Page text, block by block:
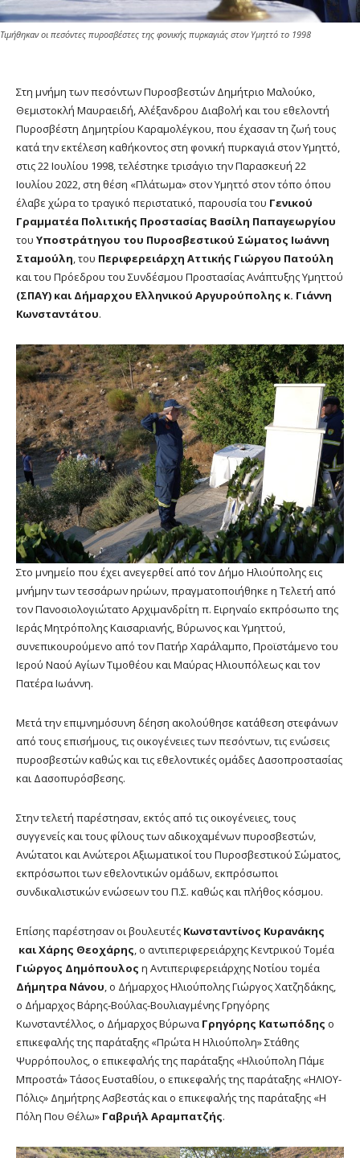
Tιμήθηκαν οι πεσόντες πυροσβέστες της φονικής πυρκαγιάς στον Υμηττό το 1998
Στη μνήμη των πεσόντων Πυροσβεστών Δημήτριο Μαλούκο,
Θεμιστοκλή Μαυραειδή, Αλέξανδρου Διαβολή και του εθελοντή
Πυροσβέστη Δημητρίου Καραμολέγκου, που έχασαν τη ζωή τους
κατά την εκτέλεση καθήκοντος στη φονική πυρκαγιά στον Υμηττό,
στις 22 Ιουλίου 1998, τελέστηκε τρισάγιο την Παρασκευή 22
Ιουλίου 2022, στη θέση «Πλάτωμα» στον Υμηττό στον τόπο όπου
έλαβε χώρα το τραγικό περιστατικό, παρουσία του Γενικού
Γραμματέα Πολιτικής Προστασίας Βασίλη Παπαγεωργίου
του Υποστράτηγου του Πυροσβεστικού Σώματος Ιωάννη
Σταμούλη, του Περιφερειάρχη Αττικής Γιώργου Πατούλη
και του Πρόεδρου του Συνδέσμου Προστασίας Ανάπτυξης Υμηττού
(ΣΠΑΥ) και Δήμαρχου Ελληνικού Αργυρούπολης κ. Γιάννη
Κωνσταντάτου.
Στο μνημείο που έχει ανεγερθεί από τον Δήμο Ηλιούπολης εις
μνήμην των τεσσάρων ηρώων, πραγματοποιήθηκε η Τελετή από
τον Πανοσιολογιώτατο Αρχιμανδρίτη π. Ειρηναίο εκπρόσωπο της
Ιεράς Μητρόπολης Καισαριανής, Βύρωνος και Υμηττού,
συνεπικουρούμενο από τον Πατήρ Χαράλαμπο, Προϊστάμενο του
Ιερού Ναού Αγίων Τιμοθέου και Μαύρας Ηλιουπόλεως και τον
Πατέρα Ιωάννη.
Μετά την επιμνημόσυνη δέηση ακολούθησε κατάθεση στεφάνων
από τους επισήμους, τις οικογένειες των πεσόντων, τις ενώσεις
πυροσβεστών καθώς και τις εθελοντικές ομάδες Δασοπροστασίας
και Δασοπυρόσβεσης.
Στην τελετή παρέστησαν, εκτός από τις οικογένειες, τους
συγγενείς και τους φίλους των αδικοχαμένων πυροσβεστών,
Ανώτατοι και Ανώτεροι Αξιωματικοί του Πυροσβεστικού Σώματος,
εκπρόσωποι των εθελοντικών ομάδων, εκπρόσωποι
συνδικαλιστικών ενώσεων του Π.Σ. καθώς και πλήθος κόσμου.
Επίσης παρέστησαν οι βουλευτές Κωνσταντίνος Κυρανάκης
και Χάρης Θεοχάρης, ο αντιπεριφερειάρχης Κεντρικού Τομέα
Γιώργος Δημόπουλος η Αντιπεριφερειάρχης Νοτίου τομέα
Δήμητρα Νάνου, ο Δήμαρχος Ηλιούπολης Γιώργος Χατζηδάκης,
ο Δήμαρχος Βάρης-Βούλας-Βουλιαγμένης Γρηγόρης
Κωνσταντέλλος, ο Δήμαρχος Βύρωνα Γρηγόρης Κατωπόδης ο
επικεφαλής της παράταξης «Πρώτα Η Ηλιούπολη» Στάθης
Ψυρρόπουλος, ο επικεφαλής της παράταξης «Ηλιούπολη Πάμε
Μπροστά» Τάσος Ευσταθίου, ο επικεφαλής της παράταξης «ΗΛΙΟΥ-
Πόλις» Δημήτρης Ασβεστάς και ο επικεφαλής της παράταξης «Η
Πόλη Που Θέλω» Γαβριήλ Αραμπατζής.